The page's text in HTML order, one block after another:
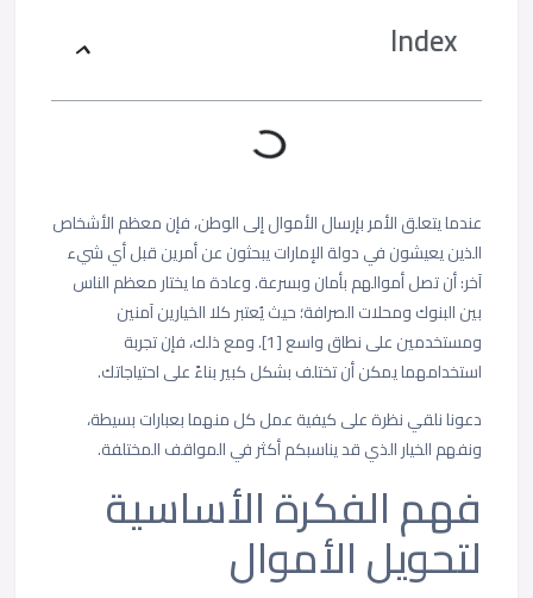
Index
عندما يتعلق الأمر بإرسال الأموال إلى الوطن، فإن معظم الأشخاص
الذين يعيشون في دولة الإمارات يبحثون عن أمرين قبل أي شيء
آخر: أن تصل أموالهم بأمان وبسرعة. وعادة ما يختار معظم الناس
بين البنوك ومحلات الصرافة؛ حيث يُعتبر كلا الخيارين آمنين
ومستخدمين على نطاق واسع [1]. ومع ذلك، فإن تجربة
استخدامهما يمكن أن تختلف بشكل كبير بناءً على احتياجاتك.
دعونا نلقي نظرة على كيفية عمل كل منهما بعبارات بسيطة،
ونفهم الخيار الذي قد يناسبكم أكثر في المواقف المختلفة.
فهم الفكرة الأساسية
لتحويل الأموال